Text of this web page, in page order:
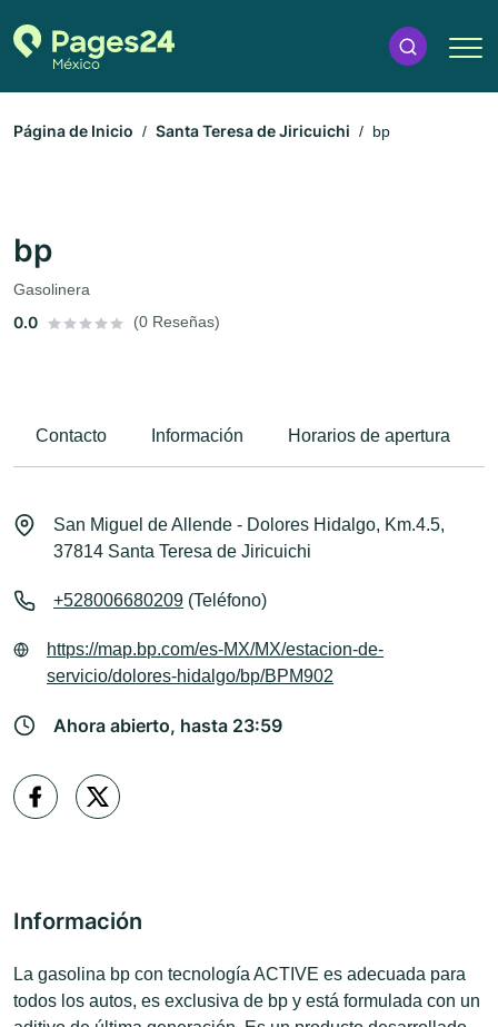
Página de Inicio Santa Teresa de Jiricuichi bp
bp
Gasolinera
0.0 (0 Reseñas)
Contacto Información Horarios de apertura
San Miguel de Allende - Dolores Hidalgo, Km.4.5,
37814 Santa Teresa de Jiricuichi
+528006680209 (Teléfono)
https://map.bp.com/es-MX/MX/estacion-de-
servicio/dolores-hidalgo/bp/BPM902
Ahora abierto, hasta 23:59
Información
La gasolina bp con tecnología ACTIVE es adecuada para
todos los autos, es exclusiva de bp y está formulada con un